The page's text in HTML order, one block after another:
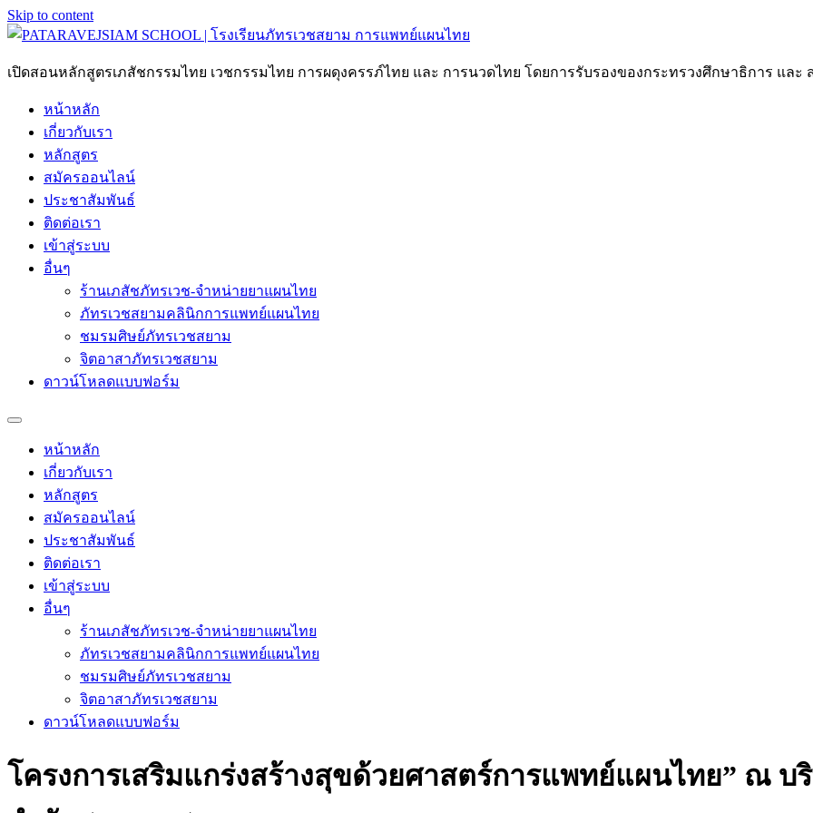
Skip to content
เปิดสอนหลักสูตรเภสัชกรรมไทย เวชกรรมไทย การผดุงครรภ์ไทย และ การนวดไทย โดยการรับรองของกระทรวงศึกษาธิการ และ
หน้าหลัก
เกี่ยวกับเรา
หลักสูตร
สมัครออนไลน์
ประชาสัมพันธ์
ติดต่อเรา
เข้าสู่ระบบ
อื่นๆ
ร้านเภสัชภัทรเวช-จำหน่ายยาแผนไทย
ภัทรเวชสยามคลินิกการแพทย์แผนไทย
ชมรมศิษย์ภัทรเวชสยาม
จิตอาสาภัทรเวชสยาม
ดาวน์โหลดแบบฟอร์ม
หน้าหลัก
เกี่ยวกับเรา
หลักสูตร
สมัครออนไลน์
ประชาสัมพันธ์
ติดต่อเรา
เข้าสู่ระบบ
อื่นๆ
ร้านเภสัชภัทรเวช-จำหน่ายยาแผนไทย
ภัทรเวชสยามคลินิกการแพทย์แผนไทย
ชมรมศิษย์ภัทรเวชสยาม
จิตอาสาภัทรเวชสยาม
ดาวน์โหลดแบบฟอร์ม
โครงการเสริมแกร่งสร้างสุขด้วยศาสตร์การแพทย์แผนไทย” ณ